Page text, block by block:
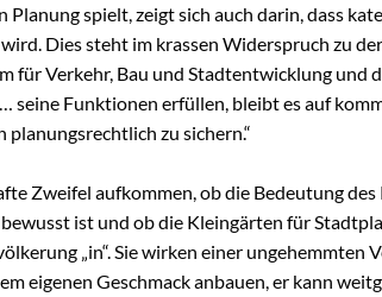
spielt, zeigt sich auch darin, dass
Dies steht im krassen Widerspruch zu
für Verkehr, Bau und Stadtentwicklung und
seine Funktionen erfüllen, bleibt es auf
zu sichern.“
Zweifel aufkommen, ob die Bedeutung
ist und ob die Kleingärten für
„in“. Sie wirken einer ungehemmten
eigenen Geschmack anbauen, er kann